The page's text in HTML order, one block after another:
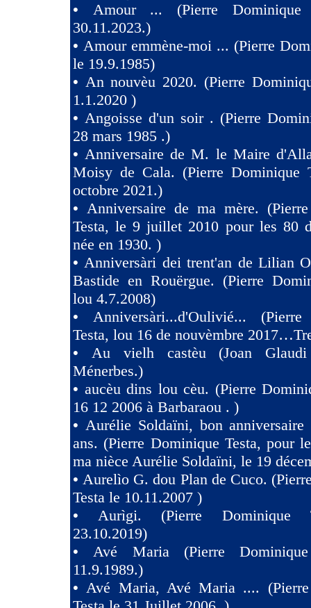
• Amour ... (Pierre Dominique
30.11.2023.)
• Amour emmène-moi ... (Pierre
le 19.9.1985)
• An nouvèu 2020. (Pierre
1.1.2020 )
• Angoisse d'un soir . (Pierre
28 mars 1985 .)
•Anniversaire de M. le Maire
Moisy de Cala. (Pierre Dominique
octobre 2021.)
• Anniversaire de ma mère.
Testa, le 9 juillet 2010 pour les 80
née en 1930. )
•Anniversàri dei trent'an de Lilian
Bastide en Rouërgue. (Pierre
lou 4.7.2008)
• Anniversàri...d'Oulivié...
Testa, lou 16 de nouvèmbre
• Au vielh castèu (Joan
Ménerbes.)
• aucèu dins lou cèu. (Pierre
16 12 2006 à Barbaraou . )
• Aurélie Soldaïni, bon
ans. (Pierre Dominique Testa, pour
ma nièce Aurélie Soldaïni, le 19
•Aurelìo G. dou Plan de Cuco.
Testa le 10.11.2007 )
•Aurìgi. (Pierre Dominique
23.10.2019)
•Avé Maria (Pierre
11.9.1989.)
•Avé Maria, Avé Maria ....